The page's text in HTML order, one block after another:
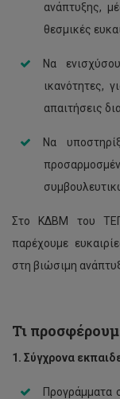
ανάπτυξης,
θεσμικές
Να
ικανότητες,
απαιτήσεις
Να
Στο ΚΔΒΜ του
παρέχουμε
στη βιώσιμη
Τι
1. Σύγχρονα
Προγράμματα